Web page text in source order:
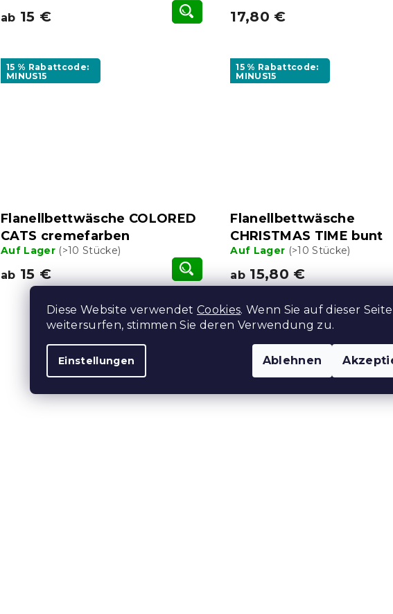
Diese Website verwendet Cookies. Wenn Sie auf dieser Seite
weitersurfen, stimmen Sie deren Verwendung zu.
Einstellungen Ablehnen
ab 15 € 17,80 €
15 % Rabattcode:
MINUS15
Flanellbettwäsche COLORED
CATS cremefarben
Auf Lager (>10 Stücke)
ab 15 €
15 % Rabattcode:
MINUS15
Flanellbettwäsche
CHRISTMAS TIME bunt
Auf Lager (>10 Stücke)
ab 15,80 €
S
t
r
e